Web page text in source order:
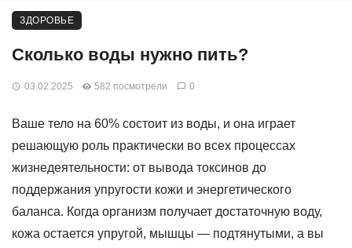
ЗДОРОВЬЕ
Сколько воды нужно пить?
03.02.2025 582 посмотрели 0
Ваше тело на 60% состоит из воды, и она играет
решающую роль практически во всех процессах
жизнедеятельности: от вывода токсинов до
поддержания упругости кожи и энергетического
баланса. Когда организм получает достаточную воду,
кожа остается упругой, мышцы — подтянутыми, а вы